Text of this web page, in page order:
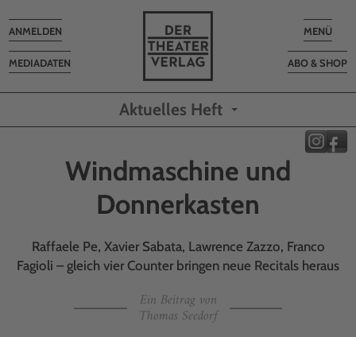
Toggle
MENÜ
ABO & SHOP
MEDIADATEN
Toggle
navigation
ANMELDEN
Aktuelles Heft
Windmaschine und
Donnerkasten
Raffaele Pe, Xavier Sabata, Lawrence Zazzo, Franco
Fagioli – gleich vier Counter bringen neue Recitals heraus
Ein Beitrag von
Thomas Seedorf